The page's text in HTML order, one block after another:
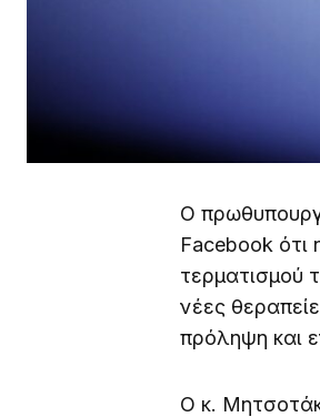
Ο
Facebook ότι
τερματισμού
νέες
πρόληψη και
Ο κ.